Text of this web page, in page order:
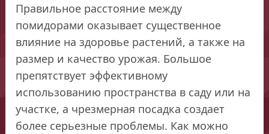
Правильное расстояние между
помидорами оказывает существенное
влияние на здоровье растений, а также на
размер и качество урожая. Большое
препятствует эффективному
использованию пространства в саду или на
участке, а чрезмерная посадка создает
более серьезные проблемы. Как можно